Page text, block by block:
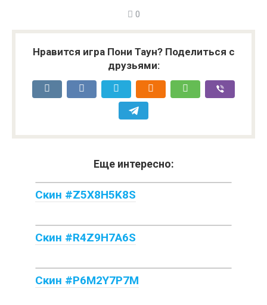
0
Нравится игра Пони Таун? Поделиться с
друзьями:
Еще интересно:
Скин #Z5X8H5K8S
Скин #R4Z9H7A6S
Скин #P6M2Y7P7M